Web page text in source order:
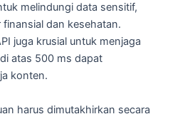
melindungi data sensitif,
dan kesehatan.
juga krusial untuk menjaga
atas 500 ms dapat
konten.
harus dimutakhirkan secara